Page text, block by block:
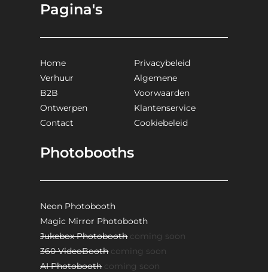
Pagina's
Home
Verhuur
B2B
Ontwerpen
Contact
Privacybeleid
Algemene
Voorwaarden
Klantenservice
Cookiebeleid
Photobooths
Neon Photobooth
Magic Mirror Photobooth
Jukebox Photoboothcoming soon
360 VideoBoothcoming soon
AI Photoboothcoming soon